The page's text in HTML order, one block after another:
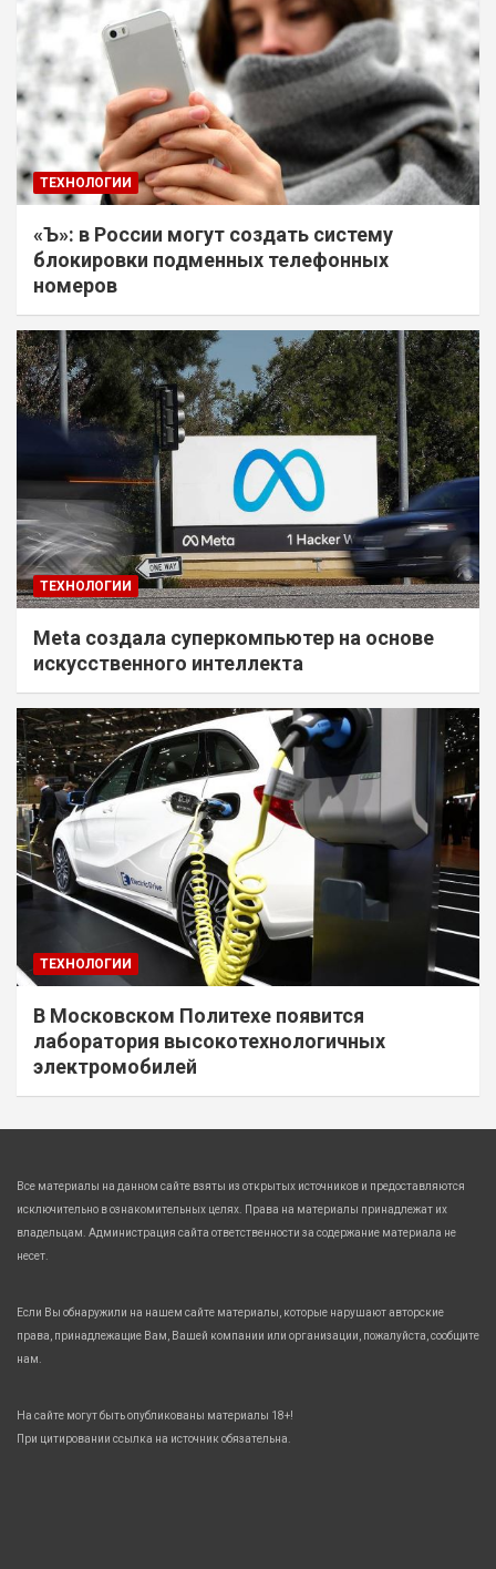
ТЕХНОЛОГИИ
«Ъ»: в России могут создать систему
блокировки подменных телефонных
номеров
ТЕХНОЛОГИИ
Meta создала суперкомпьютер на основе
искусственного интеллекта
ТЕХНОЛОГИИ
В Московском Политехе появится
лаборатория высокотехнологичных
электромобилей
Все материалы на данном сайте взяты из открытых источников и предоставляются
исключительно в ознакомительных целях. Права на материалы принадлежат их
владельцам. Администрация сайта ответственности за содержание материала не
несет.
Если Вы обнаружили на нашем сайте материалы, которые нарушают авторские
права, принадлежащие Вам, Вашей компании или организации, пожалуйста, сообщите
нам.
На сайте могут быть опубликованы материалы 18+!
При цитировании ссылка на источник обязательна.